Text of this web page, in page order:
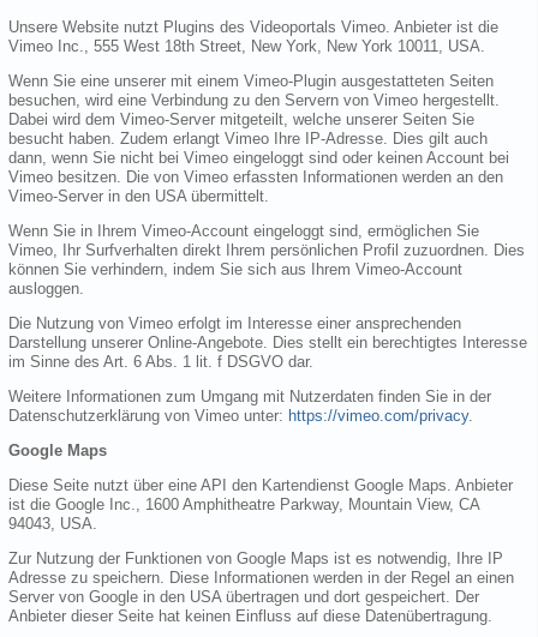
Unsere Website nutzt Plugins des Videoportals Vimeo. Anbieter ist die
Vimeo Inc., 555 West 18th Street, New York, New York 10011, USA.
Wenn Sie eine unserer mit einem Vimeo-Plugin ausgestatteten Seiten
besuchen, wird eine Verbindung zu den Servern von Vimeo hergestellt.
Dabei wird dem Vimeo-Server mitgeteilt, welche unserer Seiten Sie
besucht haben. Zudem erlangt Vimeo Ihre IP-Adresse. Dies gilt auch
dann, wenn Sie nicht bei Vimeo eingeloggt sind oder keinen Account bei
Vimeo besitzen. Die von Vimeo erfassten Informationen werden an den
Vimeo-Server in den USA übermittelt.
Wenn Sie in Ihrem Vimeo-Account eingeloggt sind, ermöglichen Sie
Vimeo, Ihr Surfverhalten direkt Ihrem persönlichen Profil zuzuordnen. Dies
können Sie verhindern, indem Sie sich aus Ihrem Vimeo-Account
ausloggen.
Die Nutzung von Vimeo erfolgt im Interesse einer ansprechenden
Darstellung unserer Online-Angebote. Dies stellt ein berechtigtes Interesse
im Sinne des Art. 6 Abs. 1 lit. f DSGVO dar.
Weitere Informationen zum Umgang mit Nutzerdaten finden Sie in der
Datenschutzerklärung von Vimeo unter: https://vimeo.com/privacy.
Google Maps
Diese Seite nutzt über eine API den Kartendienst Google Maps. Anbieter
ist die Google Inc., 1600 Amphitheatre Parkway, Mountain View, CA
94043, USA.
Zur Nutzung der Funktionen von Google Maps ist es notwendig, Ihre IP
Adresse zu speichern. Diese Informationen werden in der Regel an einen
Server von Google in den USA übertragen und dort gespeichert. Der
Anbieter dieser Seite hat keinen Einfluss auf diese Datenübertragung.